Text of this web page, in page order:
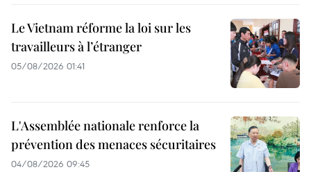
Le Vietnam réforme la loi sur les
travailleurs à l’étranger
05/08/2026 01:41
L'Assemblée nationale renforce la
prévention des menaces sécuritaires
04/08/2026 09:45